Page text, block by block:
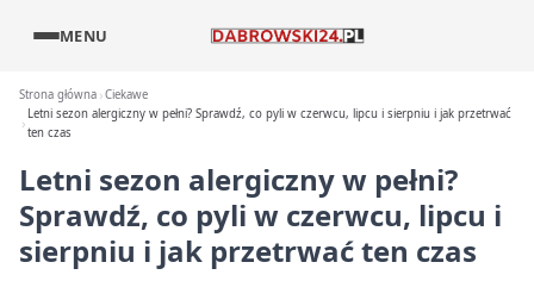
MENU
Strona główna Ciekawe
Letni sezon alergiczny w pełni? Sprawdź, co pyli w czerwcu, lipcu i sierpniu i jak przetrwać
ten czas
Letni sezon alergiczny w pełni?
Sprawdź, co pyli w czerwcu, lipcu i
sierpniu i jak przetrwać ten czas